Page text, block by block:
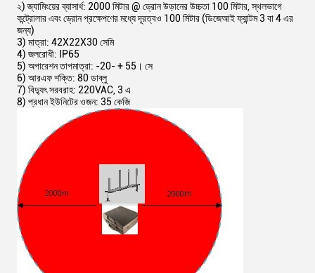
২) জ্যামিংয়ের ব্যাসার্ধ: 2000 মিটার @ ড্রোন উড়ানের উচ্চতা 100 মিটার, স্থলভাগে
কন্ট্রোলার এবং ড্রোন প্রক্ষেপণের মধ্যে দূরত্বও 100 মিটার (ডিজেআই ফ্যান্টম 3 বা 4 এর
জন্য)
3) মাত্রা: 42X22X30 সেমি
4) জলরোধী: IP65
5) অপারেশন তাপমাত্রা: -20- + 55। সে
6) আরএফ শক্তি: 80 ডাব্লু
7) বিদ্যুৎ সরবরাহ: 220VAC, 3 এ
8) প্রধান ইউনিটের ওজন: 35 কেজি